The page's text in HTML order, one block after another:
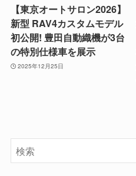
【東京オートサロン2026】
新型 RAV4カスタムモデル
初公開! 豊田自動織機が3台
の特別仕様車を展示
2025年12月25日